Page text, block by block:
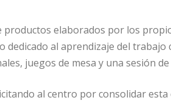
productos elaborados por los
dedicado al aprendizaje del trabajo
juegos de mesa y una sesión
al centro por consolidar